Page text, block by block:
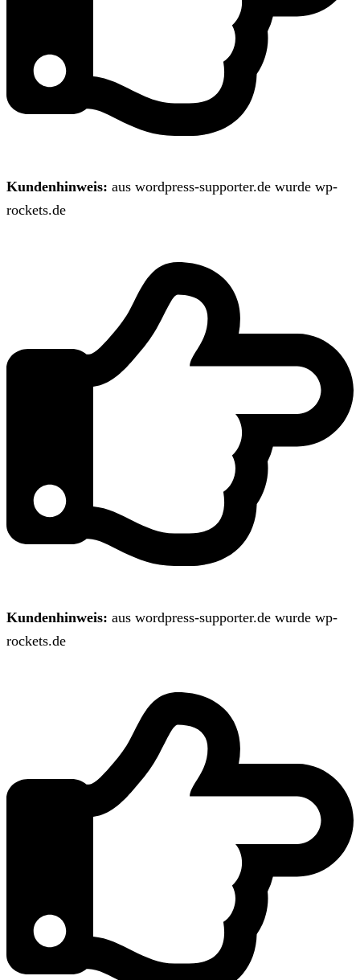
Kundenhinweis: aus wordpress-supporter.de wurde wp-
rockets.de
Kundenhinweis: aus wordpress-supporter.de wurde wp-
rockets.de